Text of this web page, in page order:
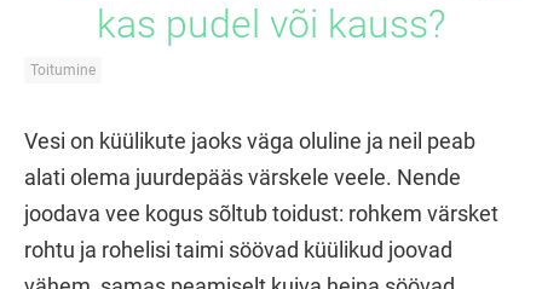
kas pudel või kauss?
Toitumine
Vesi on küülikute jaoks väga oluline ja neil peab
alati olema juurdepääs värskele veele. Nende
joodava vee kogus sõltub toidust: rohkem värsket
rohtu ja rohelisi taimi söövad küülikud joovad